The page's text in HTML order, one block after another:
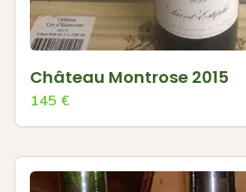
Château Montrose 2015
145 €